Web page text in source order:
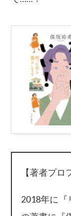
【著者プロ
2018年に『